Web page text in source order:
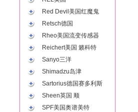
Red Devil美国红魔鬼
Retsch德国
Rheo美国流变传感器
Reichert美国 籁科特
Sanyo三洋
Shimadzu岛津
Sartorius德国赛多利斯
Sheen英国 顺
SPF美国奥谱美特